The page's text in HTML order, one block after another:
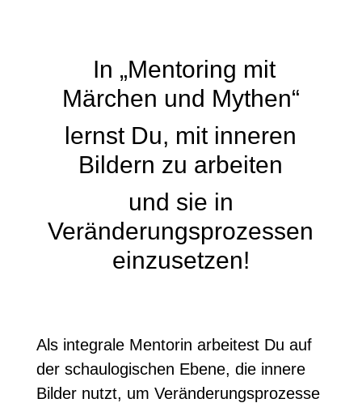
In „Mentoring mit
Märchen und Mythen“
lernst Du, mit inneren
Bildern zu arbeiten
und sie in
Veränderungsprozessen
einzusetzen!
Als integrale Mentorin arbeitest Du auf
der schaulogischen Ebene, die innere
Bilder nutzt, um Veränderungsprozesse